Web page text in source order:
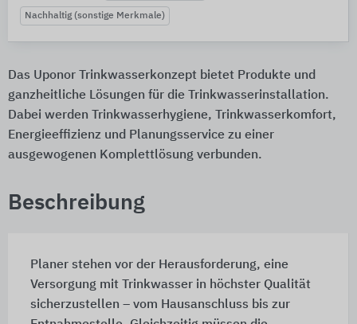
Nachhaltig (sonstige Merkmale)
Das Uponor Trinkwasserkonzept bietet Produkte und
ganzheitliche Lösungen für die Trinkwasserinstallation.
Dabei werden Trinkwasserhygiene, Trinkwasserkomfort,
Energieeffizienz und Planungsservice zu einer
ausgewogenen Komplettlösung verbunden.
Beschreibung
Planer stehen vor der Herausforderung, eine
Versorgung mit Trinkwasser in höchster Qualität
sicherzustellen – vom Hausanschluss bis zur